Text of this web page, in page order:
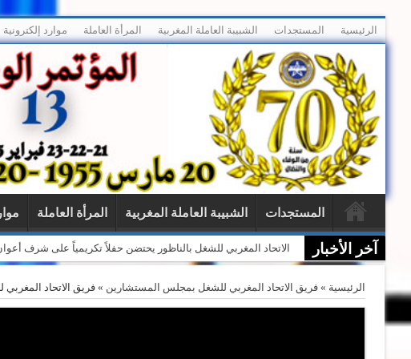
الرئيسية المستجدات الشبيبة العاملة المغربية المرأة العاملة موارد إلكترونية
المستجدات الشبيبة العاملة المغربية المرأة العاملة
آخر الأخبار الاتحاد المغربي للشغل بالناظور يحتضن حفلاً تكريمياً على شرف
الرئيسية » فريق الاتحاد المغربي للشغل بمجلس المستشارين » فريق الاتحاد المغربي